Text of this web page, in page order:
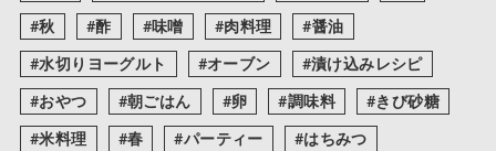
秋
酢 味噌 肉料理
醤油
水切りヨーグルト
オーブン
漬け込みレシピ
おやつ
朝ごはん 卵 調味料
きび砂糖
米料理
春 パーティー はちみつ